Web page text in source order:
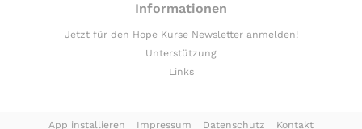
Informationen
Jetzt für den Hope Kurse Newsletter anmelden!
Unterstützung
Links
App installieren Impressum Datenschutz Kontakt